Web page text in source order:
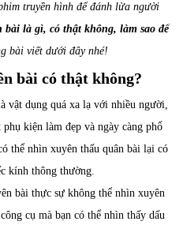
truyền hình để đánh lừa người
là gì, có thật không, làm sao để
bài viết dưới đây nhé!
bài có thật không?
vật dụng quá xa lạ với nhiều người,
kiện làm đẹp và ngày càng phổ
thể nhìn xuyên thấu quân bài lại có
kính thông thường.
bài thực sự không thể nhìn xuyên
cụ mà bạn có thể nhìn thấy dấu